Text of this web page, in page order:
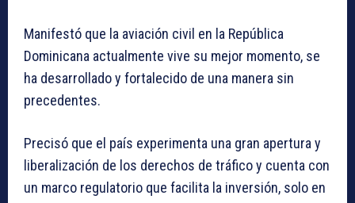
Manifestó que la aviación civil en la República
Dominicana actualmente vive su mejor momento, se
ha desarrollado y fortalecido de una manera sin
precedentes.
Precisó que el país experimenta una gran apertura y
liberalización de los derechos de tráfico y cuenta con
un marco regulatorio que facilita la inversión, solo en